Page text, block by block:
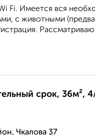
Fi. Имеется вся
с животными
срок, 36м²,
Чкалова 37